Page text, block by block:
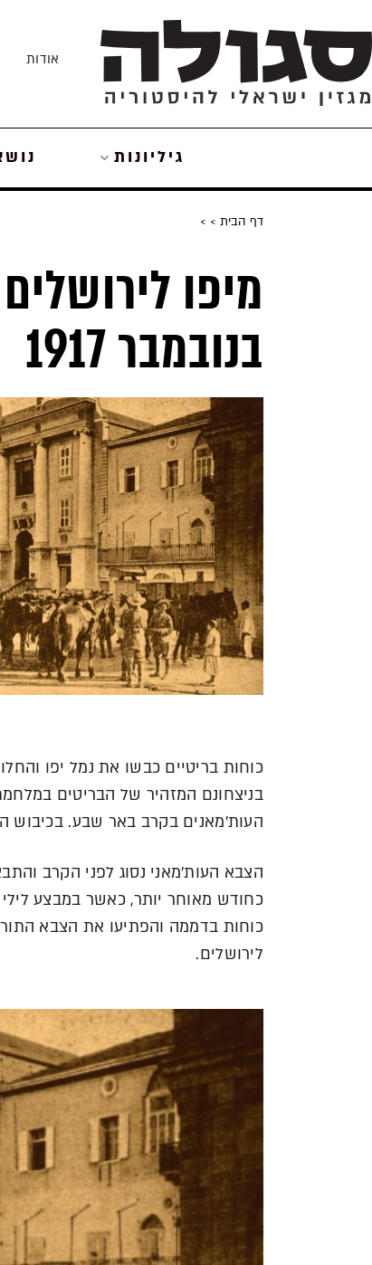
to
content
אודות
גיליונות
דף הבית >
>
בנובמבר 1917
כוחות בריטיים כבשו את נמל יפו
בניצחונם המזהיר של הבריטים
העות’מאנים בקרב באר שבע. בכיבוש
הצבא העות’מאני נסוג לפני הקרב
כחודש מאוחר יותר, כאשר במבצע
כוחות בדממה והפתיעו את הצבא
לירושלים.